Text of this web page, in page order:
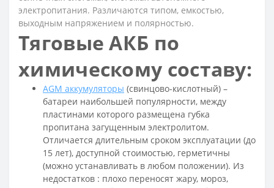
электропитания. Различаются типом, емкостью,
выходным напряжением и полярностью.
Тяговые АКБ по
химическому составу:
AGM аккумуляторы (свинцово-кислотный) –
батареи наибольшей популярности, между
пластинами которого размещена губка
пропитана загущенным электролитом.
Отличается длительным сроком эксплуатации (до
15 лет), доступной стоимостью, герметичны
(можно устанавливать в любом положении). Из
недостатков : плохо переносят жару, мороз,